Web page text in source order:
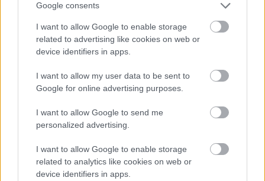
Google consents
I want to allow Google to enable storage
related to advertising like cookies on web or
device identifiers in apps.
I want to allow my user data to be sent to
Google for online advertising purposes.
I want to allow Google to send me
personalized advertising.
I want to allow Google to enable storage
related to analytics like cookies on web or
device identifiers in apps.
merülhet fel, hogy a hétvégén odaérhet a végjátékban az
élmezőny közelébe. Talán nem meglepetés, hogy nem az
idén kimondottan gyengén muzsikáló Augusto
esetleges új szerződésével
Jack Millerre gondoltunk. Mind Binder, mind Pedro Acosta
már többször is felállhatott a mostani szezonban a
helyezésükön –, de mindketten inkább az idény elején
elég versenyképesnek mutatkoztak. Attól legalább nem kell
tartania a szurkolóiknak, hogy az újonc ne értené az